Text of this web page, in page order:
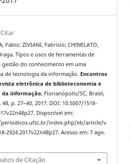
Fabio; ZIVIANI, Fabricio; CHINELATO,
Tipos e usos de ferramentas de
gestão do conhecimento em uma
de tecnologia da informação. Encontros
eletrônica de biblioteconomia e
da informação, Florianópolis/SC, Brasil,
48, p. 27–40, 2017. DOI: 10.5007/1518-
Disponível em:
index.php/eb/article/v
2924.2017v22n48p27. Acesso em: 7 ago.
de Citação